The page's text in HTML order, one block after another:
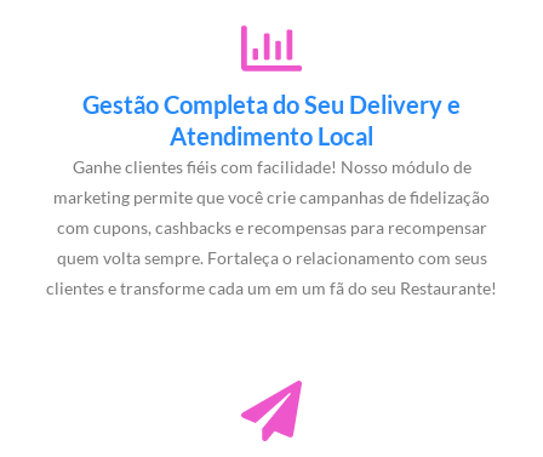
Gestão Completa do Seu Delivery e
Atendimento Local
Ganhe clientes fiéis com facilidade! Nosso módulo de
marketing permite que você crie campanhas de fidelização
com cupons, cashbacks e recompensas para recompensar
quem volta sempre. Fortaleça o relacionamento com seus
clientes e transforme cada um em um fã do seu Restaurante!